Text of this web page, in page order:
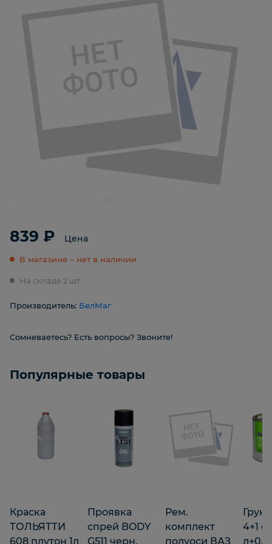
839 ₽ Цена
В магазине – нет в наличии
На складе 2 шт.
Производитель: БелМаг
Сомневаетесь? Есть вопросы? Звоните!
Популярные товары
Краска
ТОЛЬЯТТИ
608 плутон 1л
Проявка
спрей BODY
G511 черн.
Рем.
комплект
полуоси ВАЗ
4+1